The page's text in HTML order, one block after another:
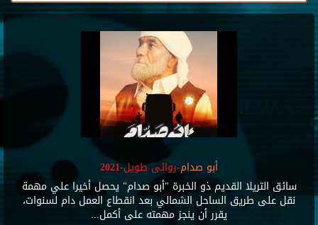
أبو صدام-روائى طويل-2021
سائق التريلا القديم ذو الخبرة "أبو صدام" يحصل أخيرا علي مهمة
نقل على طريق الساحل الشمالي بعد انقطاع العمل دام لسنوات،
يقرر أن ينجز مهمته على أكمل...